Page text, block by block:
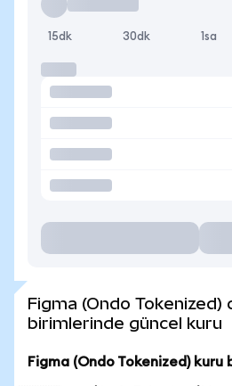
15dk 30dk 1sa
Figma (Ondo Tokenized)
birimlerinde güncel kuru
Figma (Ondo Tokenized) kuru